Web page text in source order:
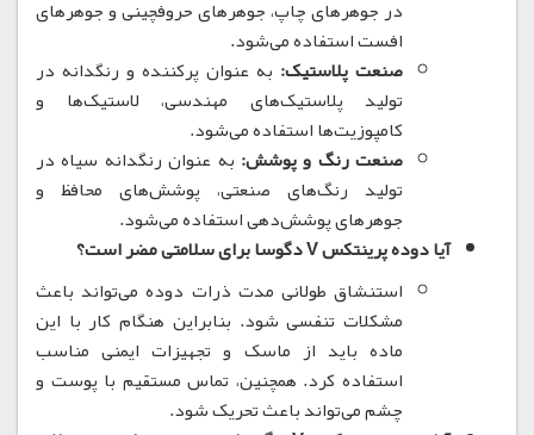
در جوهرهای چاپ، جوهرهای حروفچینی و جوهرهای
افست استفاده می‌شود.
صنعت پلاستیک: به عنوان پرکننده و رنگدانه در
تولید پلاستیک‌های مهندسی، لاستیک‌ها و
کامپوزیت‌ها استفاده می‌شود.
صنعت رنگ و پوشش: به عنوان رنگدانه سیاه در
تولید رنگ‌های صنعتی، پوشش‌های محافظ و
جوهرهای پوشش‌دهی استفاده می‌شود.
آیا دوده پرینتکس V دگوسا برای سلامتی مضر است؟
استنشاق طولانی مدت ذرات دوده می‌تواند باعث
مشکلات تنفسی شود. بنابراین هنگام کار با این
ماده باید از ماسک و تجهیزات ایمنی مناسب
استفاده کرد. همچنین، تماس مستقیم با پوست و
چشم می‌تواند باعث تحریک شود.